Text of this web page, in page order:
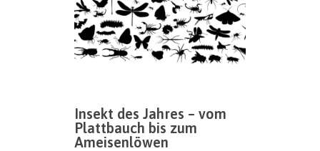
Insekt des Jahres – vom
Plattbauch bis zum
Ameisenlöwen